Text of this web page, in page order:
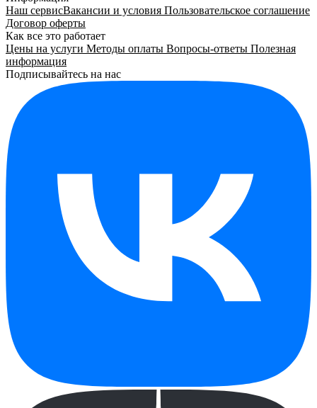
Наш сервисВакансии и условия Пользовательское соглашение
Договор оферты
Как все это работает
Цены на услуги Методы оплаты Вопросы-ответы Полезная
информация
Подписывайтесь на нас